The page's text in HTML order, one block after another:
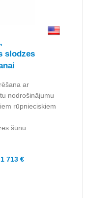
slodzes
ar
nodrošinājumu
rūpnieciskiem
šūnu
713 €